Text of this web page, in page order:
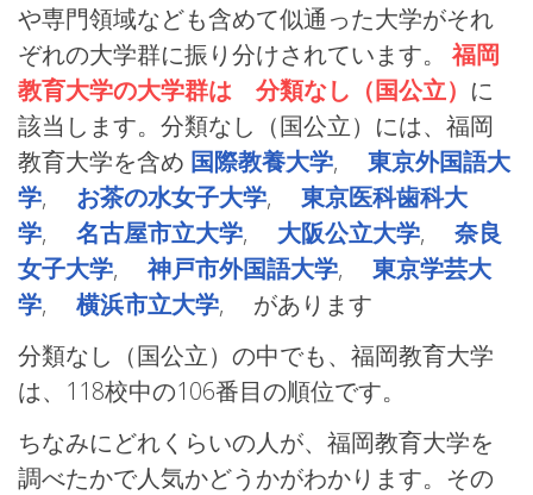
や専門領域なども含めて似通った大学がそれ
ぞれの大学群に振り分けされています。福岡
教育大学の大学群は 分類なし（国公立） に
該当します。分類なし（国公立）には、福岡
教育大学を含め 国際教養大学, 東京外国語大
学, お茶の水女子大学, 東京医科歯科大
学, 名古屋市立大学, 大阪公立大学, 奈良
女子大学,神戸市外国語大学, 東京学芸大
学, 横浜市立大学, があります
分類なし（国公立）の中でも、福岡教育大学
は、118校中の106番目の順位です。
ちなみにどれくらいの人が、福岡教育大学を
調べたかで人気かどうかがわかります。その